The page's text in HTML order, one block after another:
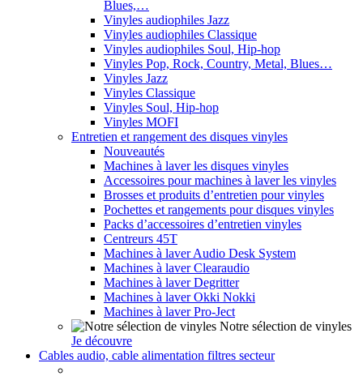
Blues,…
Vinyles audiophiles Jazz
Vinyles audiophiles Classique
Vinyles audiophiles Soul, Hip-hop
Vinyles Pop, Rock, Country, Metal, Blues…
Vinyles Jazz
Vinyles Classique
Vinyles Soul, Hip-hop
Vinyles MOFI
Entretien et rangement des disques vinyles
Nouveautés
Machines à laver les disques vinyles
Accessoires pour machines à laver les vinyles
Brosses et produits d’entretien pour vinyles
Pochettes et rangements pour disques vinyles
Packs d’accessoires d’entretien vinyles
Centreurs 45T
Machines à laver Audio Desk System
Machines à laver Clearaudio
Machines à laver Degritter
Machines à laver Okki Nokki
Machines à laver Pro-Ject
Notre sélection de vinyles
Je découvre
Cables audio, cable alimentation filtres secteur